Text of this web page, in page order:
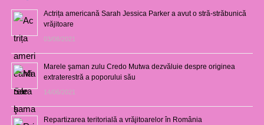
Actrița americană Sarah Jessica Parker a avut o stră-străbunică
vrăjitoare
03/08/2021
Marele şaman zulu Credo Mutwa dezvăluie despre originea
extraterestră a poporului său
14/06/2021
Repartizarea teritorială a vrăjitoarelor în România